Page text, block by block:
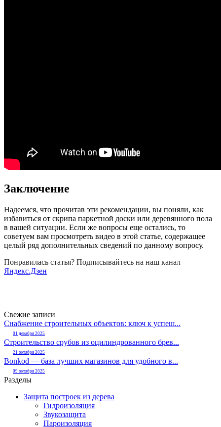
Заключение
Надеемся, что прочитав эти рекомендации, вы поняли, как
избавиться от скрипа паркетной доски или деревянного пола
в вашей ситуации. Если же вопросы еще остались, то
советуем вам просмотреть видео в этой статье, содержащее
целый ряд дополнительных сведений по данному вопросу.
Понравилась статья? Подписывайтесь на наш канал
Яндекс.Дзен
Свежие записи
Снабжение строительных объектов: ключ к успеш...
01 декабря 2025
Строительство срубов из оцилиндрованного брев...
21 октября 2025
Bonkod — база лучших магазинов для удобного в...
09 октября 2025
Разделы
Защита построек из дерева
Гидроизоляция
Звукозащита
Пароизоляция